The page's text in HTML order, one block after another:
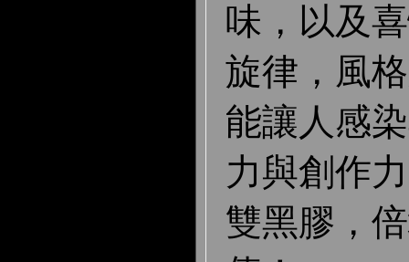
味，以及
旋律，風
能讓人感
力與創作
雙黑膠，